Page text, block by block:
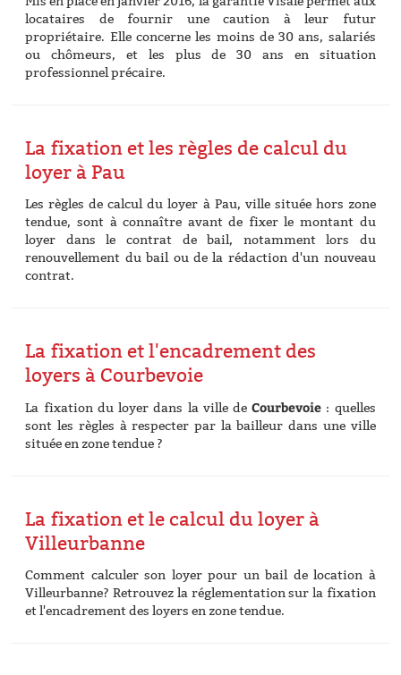
locataires de fournir une caution à leur futur
propriétaire. Elle concerne les moins de 30 ans, salariés
ou chômeurs, et les plus de 30 ans en situation
professionnel précaire.
La fixation et les règles de calcul du
loyer à Pau
Les règles de calcul du loyer à Pau, ville située hors zone
tendue, sont à connaître avant de fixer le montant du
loyer dans le contrat de bail, notamment lors du
renouvellement du bail ou de la rédaction d'un nouveau
contrat.
La fixation et l'encadrement des
loyers à Courbevoie
La fixation du loyer dans la ville deCourbevoie : quelles
sont les règles à respecter par la bailleur dans une ville
située en zone tendue ?
La fixation et le calcul du loyer à
Villeurbanne
Comment calculer son loyer pour un bail de location à
Villeurbanne? Retrouvez la réglementation sur la fixation
et l'encadrement des loyers en zone tendue.